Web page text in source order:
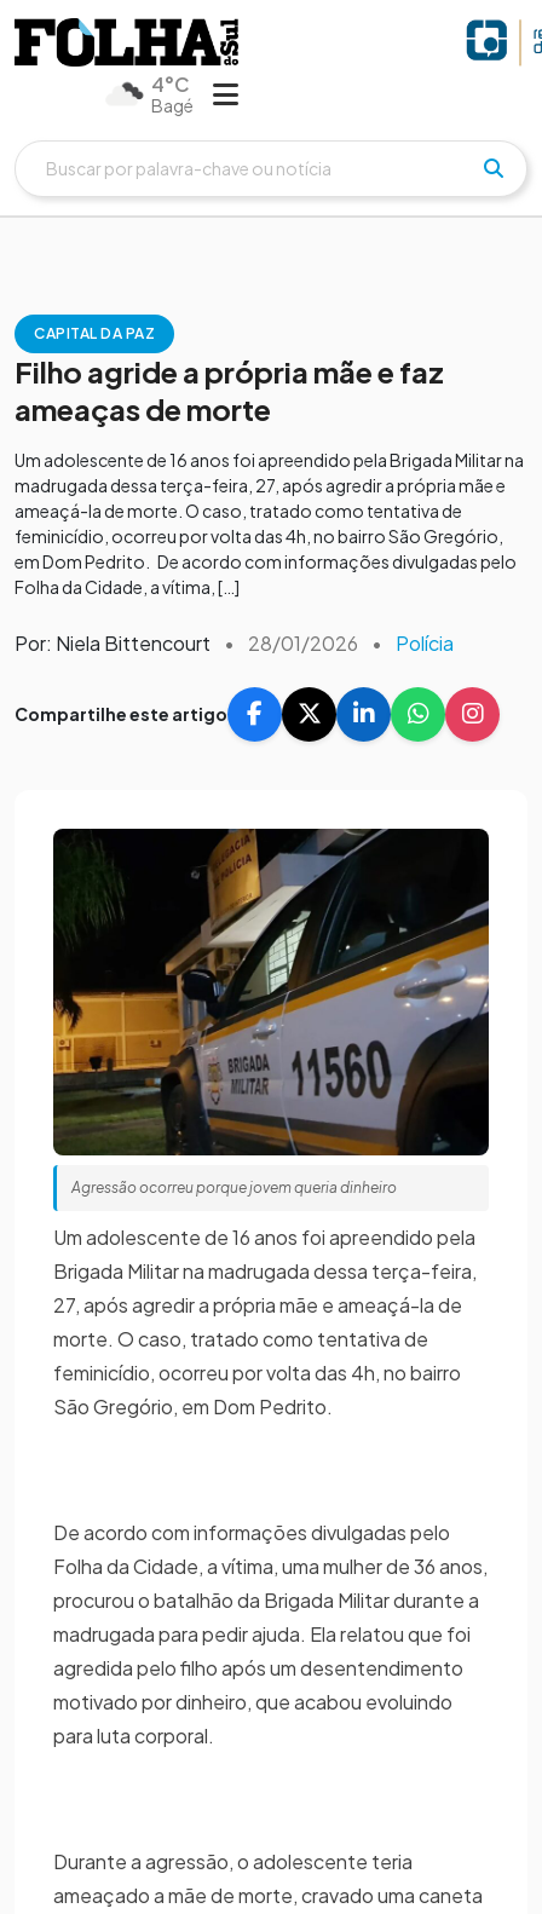
4°C
Bagé
CAPITAL DA PAZ
Filho agride a própria mãe e faz
ameaças de morte
Um adolescente de 16 anos foi apreendido pela Brigada Militar na
madrugada dessa terça-feira, 27, após agredir a própria mãe e
ameaçá-la de morte. O caso, tratado como tentativa de
feminicídio, ocorreu por volta das 4h, no bairro São Gregório,
em Dom Pedrito. De acordo com informações divulgadas pelo
Folha da Cidade, a vítima, […]
Por: Niela Bittencourt • 28/01/2026 • Polícia
Compartilhe este artigo
Agressão ocorreu porque jovem queria dinheiro
Um adolescente de 16 anos foi apreendido pela
Brigada Militar na madrugada dessa terça-feira,
27, após agredir a própria mãe e ameaçá-la de
morte. O caso, tratado como tentativa de
feminicídio, ocorreu por volta das 4h, no bairro
São Gregório, em Dom Pedrito.
De acordo com informações divulgadas pelo
Folha da Cidade, a vítima, uma mulher de 36 anos,
procurou o batalhão da Brigada Militar durante a
madrugada para pedir ajuda. Ela relatou que foi
agredida pelo filho após um desentendimento
motivado por dinheiro, que acabou evoluindo
para luta corporal.
Durante a agressão, o adolescente teria
ameaçado a mãe de morte, cravado uma caneta